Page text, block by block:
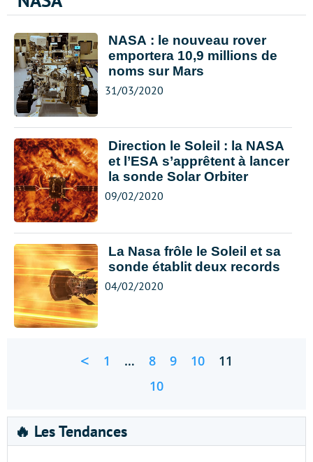
NASA : le nouveau rover
emportera 10,9 millions de
noms sur Mars
31/03/2020
Direction le Soleil : la NASA
et l’ESA s’apprêtent à lancer
la sonde Solar Orbiter
09/02/2020
La Nasa frôle le Soleil et sa
sonde établit deux records
04/02/2020
< 1 … 8 9 10
11
10
🔥 Les Tendances